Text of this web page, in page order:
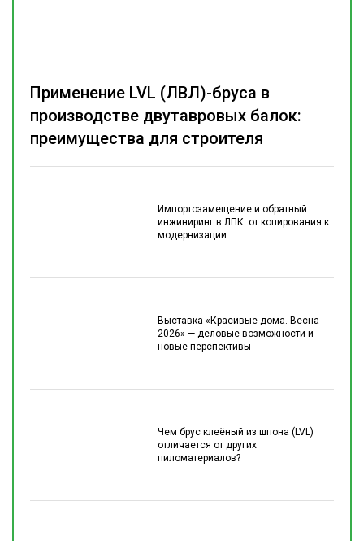
Импортозамещение и обратный
инжиниринг в ЛПК: от копирования к
модернизации
Выставка «Красивые дома. Весна
2026» — деловые возможности и
новые перспективы
Чем брус клеёный из шпона (LVL)
отличается от других
пиломатериалов?
Применение LVL (ЛВЛ)-бруса в
производстве двутавровых балок:
преимущества для строителя